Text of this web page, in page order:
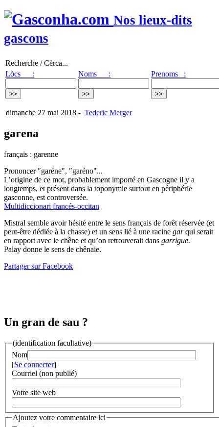
Nos lieux-dits
gascons
Recherche / Cèrca...
Lòcs :
Noms : Prenoms :
dimanche 27 mai 2018 - Tederic Merger
garena
français : garenne
Prononcer "garéne", "garéno"...
L’origine de ce mot, probablement importé en Gascogne il y a
longtemps, et présent dans la toponymie surtout en périphérie
gasconne, est controversée.
Multidiccionari francés-occitan
Mistral semble avoir hésité entre le sens français de forêt réservée (et
peut-être dédiée à la chasse) et un sens lié à une racine garqui serait
en rapport avec le chêne et qu’on retrouverait dans garrigue.
Palay donne le sens de chênaie.
Partager sur Facebook
Un gran de sau ?
(identification facultative)
Nom
[Se connecter]
Courriel (non publié)
Votre site web
Ajoutez votre commentaire ici